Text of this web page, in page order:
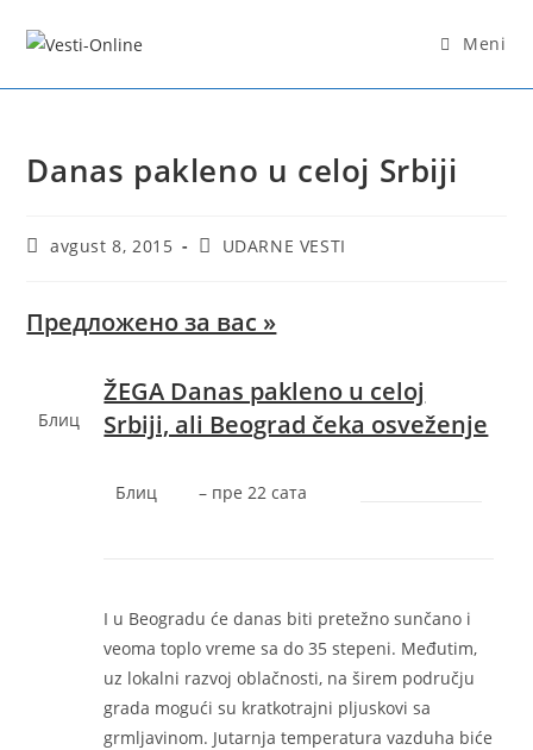
Meni
Danas pakleno u celoj Srbiji
Postavgust 8, 2015
PostUDARNE VESTI
Предложено за вас »
Блиц
ŽEGA Danas pakleno u celoj
Srbiji, ali Beograd čeka osveženje
Блиц – ‎пре 22 сата‎
I u Beogradu će danas biti pretežno sunčano i
veoma toplo vreme sa do 35 stepeni. Međutim,
uz lokalni razvoj oblačnosti, na širem području
grada mogući su kratkotrajni pljuskovi sa
grmljavinom. Jutarnja temperatura vazduha biće